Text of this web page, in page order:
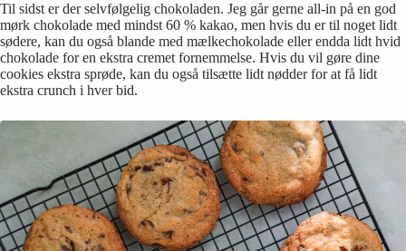
Til sidst er der selvfølgelig chokoladen. Jeg går gerne all-in på en god
mørk chokolade med mindst 60 % kakao, men hvis du er til noget lidt
sødere, kan du også blande med mælkechokolade eller endda lidt hvid
chokolade for en ekstra cremet fornemmelse. Hvis du vil gøre dine
cookies ekstra sprøde, kan du også tilsætte lidt nødder for at få lidt
ekstra crunch i hver bid.